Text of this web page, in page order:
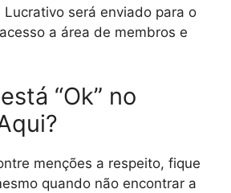
Lucrativo será enviado para o
a área de membros e
“Ok” no
menções a respeito, fique
quando não encontrar a